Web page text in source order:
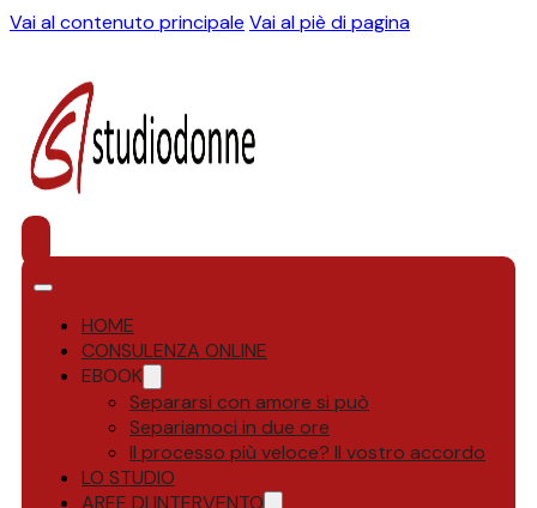
Vai al contenuto principale Vai al piè di pagina
HOME
CONSULENZA ONLINE
EBOOK
Separarsi con amore si può
Separiamoci in due ore
Il processo più veloce? Il vostro accordo
LO STUDIO
AREE DI INTERVENTO